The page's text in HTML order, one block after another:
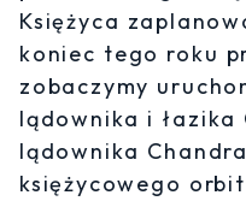
Księżyca
koniec tego roku
zobaczymy
lądownika i łazika
lądownika
księżycowego